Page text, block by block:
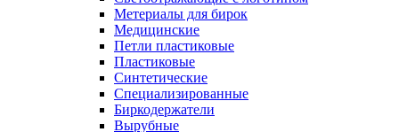
Метериалы для бирок
Медицинские
Петли пластиковые
Пластиковые
Синтетические
Специализированные
Биркодержатели
Вырубные